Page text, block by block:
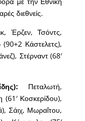
διεθνείς.
Έρζεν, Τσόντς,
(90+2 Κάστελετς),
Στέρναντ (68′
Πεταλωτή,
(61′ Κοσκερίδου),
Σάιχ, Μωραΐτου,